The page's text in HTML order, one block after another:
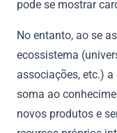
pode se mostrar
No entanto, ao se
ecossistema
associações, etc.)
soma ao
novos produtos e